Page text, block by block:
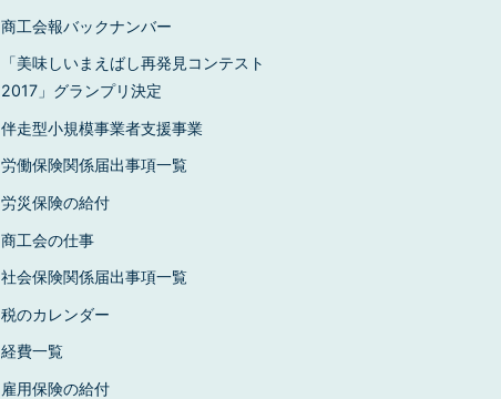
商工会報バックナンバー
「美味しいまえばし再発見コンテスト
2017」グランプリ決定
伴走型小規模事業者支援事業
労働保険関係届出事項一覧
労災保険の給付
商工会の仕事
社会保険関係届出事項一覧
税のカレンダー
経費一覧
雇用保険の給付